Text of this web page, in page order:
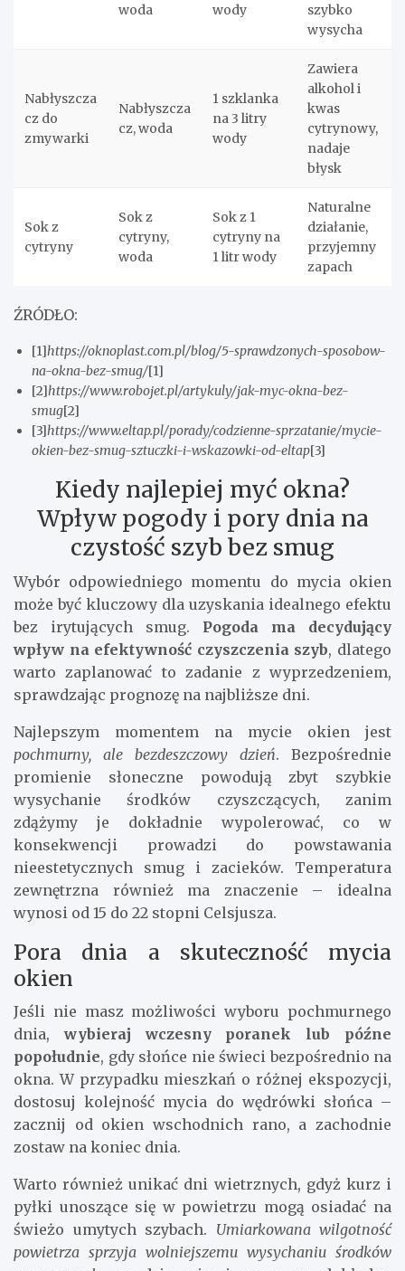
woda wody
szybko
wysycha
Nabłyszcza
cz do
zmywarki
Nabłyszcza
cz, woda
1 szklanka
na 3 litry
wody
Zawiera
alkohol i
kwas
cytrynowy,
nadaje
błysk
Sok z
cytryny
Sok z
cytryny,
woda
Sok z 1
cytryny na
1 litr wody
Naturalne
działanie,
przyjemny
zapach
ŹRÓDŁO:
[1]https://oknoplast.com.pl/blog/5-sprawdzonych-sposobow-
na-okna-bez-smug/[1]
[2]https://www.robojet.pl/artykuly/jak-myc-okna-bez-
smug[2]
[3]https://www.eltap.pl/porady/codzienne-sprzatanie/mycie-
okien-bez-smug-sztuczki-i-wskazowki-od-eltap[3]
Kiedy najlepiej myć okna?
Wpływ pogody i pory dnia na
czystość szyb bez smug
Wybór odpowiedniego momentu do mycia okien
może być kluczowy dla uzyskania idealnego efektu
bez irytujących smug. Pogoda ma decydujący
wpływ na efektywność czyszczenia szyb, dlatego
warto zaplanować to zadanie z wyprzedzeniem,
sprawdzając prognozę na najbliższe dni.
Najlepszym momentem na mycie okien jest
pochmurny, ale bezdeszczowy dzień. Bezpośrednie
promienie słoneczne powodują zbyt szybkie
wysychanie środków czyszczących, zanim
zdążymy je dokładnie wypolerować, co w
konsekwencji prowadzi do powstawania
nieestetycznych smug i zacieków. Temperatura
zewnętrzna również ma znaczenie – idealna
wynosi od 15 do 22 stopni Celsjusza.
Pora dnia a skuteczność mycia
okien
Jeśli nie masz możliwości wyboru pochmurnego
dnia,wybieraj wczesny poranek lub późne
popołudnie, gdy słońce nie świeci bezpośrednio na
okna. W przypadku mieszkań o różnej ekspozycji,
dostosuj kolejność mycia do wędrówki słońca –
zacznij od okien wschodnich rano, a zachodnie
zostaw na koniec dnia.
Warto również unikać dni wietrznych, gdyż kurz i
pyłki unoszące się w powietrzu mogą osiadać na
świeżo umytych szybach. Umiarkowana wilgotność
powietrza sprzyja wolniejszemu wysychaniu środków